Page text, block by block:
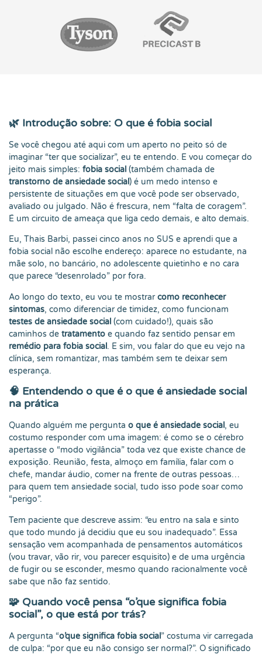
🌿 Introdução sobre: O que é fobia social
Se você chegou até aqui com um aperto no peito só de
imaginar “ter que socializar”, eu te entendo. E vou começar do
jeito mais simples: fobia social (também chamada de
transtorno de ansiedade social) é um medo intenso e
persistente de situações em que você pode ser observado,
avaliado ou julgado. Não é frescura, nem “falta de coragem”.
É um circuito de ameaça que liga cedo demais, e alto demais.
Eu, Thais Barbi, passei cinco anos no SUS e aprendi que a
fobia social não escolhe endereço: aparece no estudante, na
mãe solo, no bancário, no adolescente quietinho e no cara
que parece “desenrolado” por fora.
Ao longo do texto, eu vou te mostrarcomo reconhecer
sintomas, como diferenciar de timidez, como funcionam
testes de ansiedade social (com cuidado!), quais são
caminhos de tratamento e quando faz sentido pensar em
remédio para fobia social. E sim, vou falar do que eu vejo na
clínica, sem romantizar, mas também sem te deixar sem
esperança.
🧠 Entendendo o que é o que é ansiedade social
na prática
Quando alguém me pergunta o que é ansiedade social, eu
costumo responder com uma imagem: é como se o cérebro
apertasse o “modo vigilância” toda vez que existe chance de
exposição. Reunião, festa, almoço em família, falar com o
chefe, mandar áudio, comer na frente de outras pessoas…
para quem tem ansiedade social, tudo isso pode soar como
“perigo”.
Tem paciente que descreve assim: “eu entro na sala e sinto
que todo mundo já decidiu que eu sou inadequado”. Essa
sensação vem acompanhada de pensamentos automáticos
(vou travar, vão rir, vou parecer esquisito) e de uma urgência
de fugir ou se esconder, mesmo quando racionalmente você
sabe que não faz sentido.
🧩 Quando você pensa “o’que significa fobia
social”, o que está por trás?
A pergunta “o’que significa fobia social” costuma vir carregada
de culpa: “por que eu não consigo ser normal?”. O significado